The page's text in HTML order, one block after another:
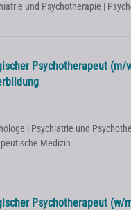
und Psychotherapie |
Psychotherapeut (m/
| Psychiatrie und
Medizin
Psychotherapeut (w/